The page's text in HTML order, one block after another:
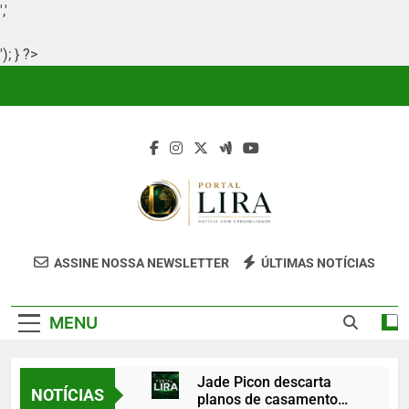
','
'); } ?>
Portal Lira
Portal Lira É Um Site Informativo
Clareza, Responsabilidade E Uma Boa
ASSINE NOSSA NEWSLETTER ÚLTIMAS NOTÍCIAS
MENU
NOTÍCIAS
Jade Picon descarta
planos de casamento